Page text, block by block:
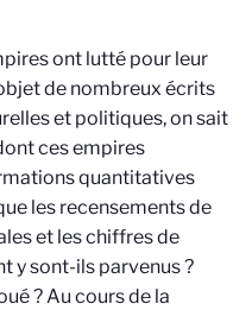
ont lutté pour leur
de nombreux écrits
et politiques, on sait
ces empires
quantitatives
les recensements de
et les chiffres de
y sont-ils parvenus ?
? Au cours de la